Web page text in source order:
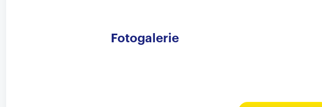
Fotogalerie